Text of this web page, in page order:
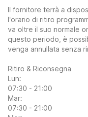
Il fornitore terrà a
l'orario di ritiro
va oltre il suo normale
questo periodo, è
venga annullata senza
Ritiro & Riconsegna
Lun:
07:30 - 21:00
Mar:
07:30 - 21:00